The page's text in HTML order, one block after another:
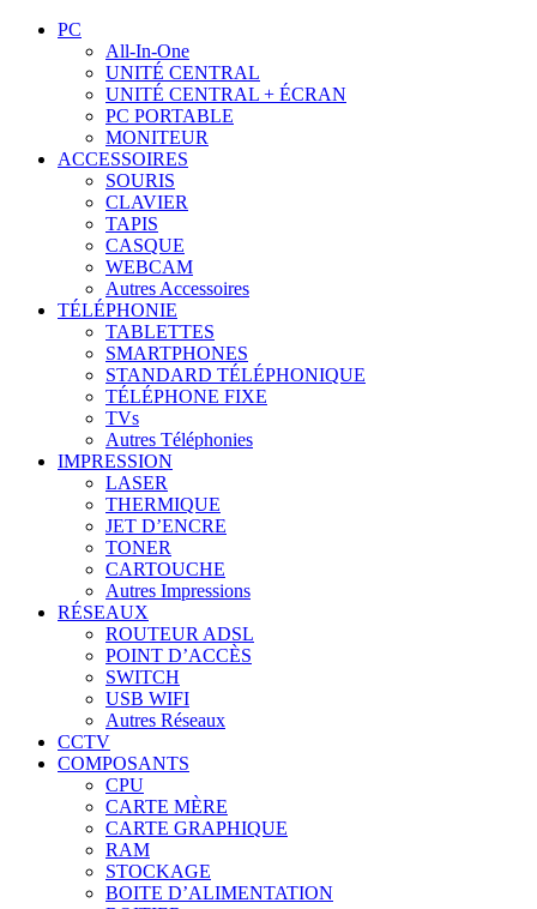
PC
All-In-One
UNITÉ CENTRAL
UNITÉ CENTRAL + ÉCRAN
PC PORTABLE
MONITEUR
ACCESSOIRES
SOURIS
CLAVIER
TAPIS
CASQUE
WEBCAM
Autres Accessoires
TÉLÉPHONIE
TABLETTES
SMARTPHONES
STANDARD TÉLÉPHONIQUE
TÉLÉPHONE FIXE
TVs
Autres Téléphonies
IMPRESSION
LASER
THERMIQUE
JET D’ENCRE
TONER
CARTOUCHE
Autres Impressions
RÉSEAUX
ROUTEUR ADSL
POINT D’ACCÈS
SWITCH
USB WIFI
Autres Réseaux
CCTV
COMPOSANTS
CPU
CARTE MÈRE
CARTE GRAPHIQUE
RAM
STOCKAGE
BOITE D’ALIMENTATION